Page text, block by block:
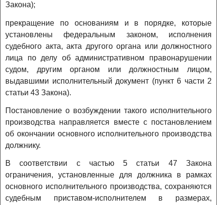
Закона);
прекращение по основаниям и в порядке, которые
установлены федеральным законом, исполнения
судебного акта, акта другого органа или должностного
лица по делу об административном правонарушении
судом, другим органом или должностным лицом,
выдавшими исполнительный документ (пункт 6 части 2
статьи 43 Закона).
Постановление о возбуждении такого исполнительного
производства направляется вместе с постановлением
об окончании основного исполнительного производства
должнику.
В соответствии с частью 5 статьи 47 Закона
ограничения, установленные для должника в рамках
основного исполнительного производства, сохраняются
судебным приставом-исполнителем в размерах,